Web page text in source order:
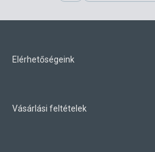
Elérhetőségeink
Vásárlási feltételek